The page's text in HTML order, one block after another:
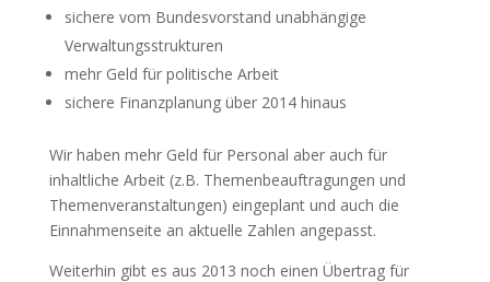
sichere vom Bundesvorstand unabhängige
Verwaltungsstrukturen
mehr Geld für politische Arbeit
sichere Finanzplanung über 2014 hinaus
Wir haben mehr Geld für Personal aber auch für
inhaltliche Arbeit (z.B. Themenbeauftragungen und
Themenveranstaltungen) eingeplant und auch die
Einnahmenseite an aktuelle Zahlen angepasst.
Weiterhin gibt es aus 2013 noch einen Übertrag für